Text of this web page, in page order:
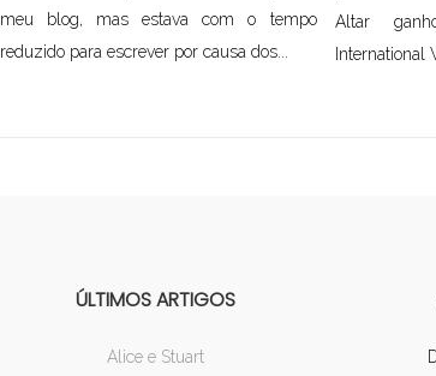
meu blog, mas estava com o tempo
reduzido para escrever por causa dos...
Altar
International
ÚLTIMOS ARTIGOS
Alice e Stuart